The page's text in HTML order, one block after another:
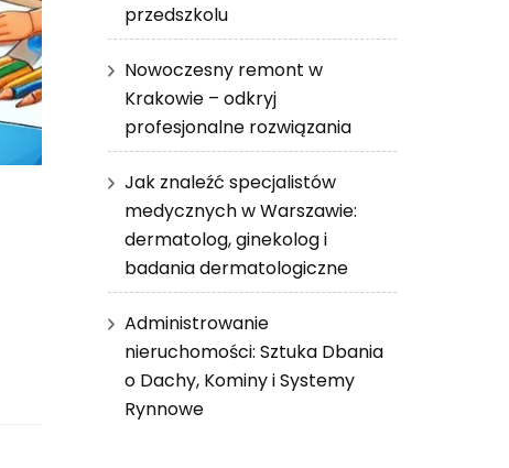
przedszkolu
Nowoczesny remont w
Krakowie – odkryj
profesjonalne rozwiązania
Jak znaleźć specjalistów
medycznych w Warszawie:
dermatolog, ginekolog i
badania dermatologiczne
Administrowanie
nieruchomości: Sztuka Dbania
o Dachy, Kominy i Systemy
Rynnowe